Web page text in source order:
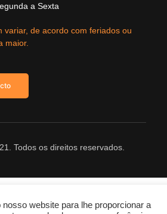
a Sexta
variar, de acordo com feriados ou
maior.
Todos os direitos reservados.
website para lhe proporcionar a